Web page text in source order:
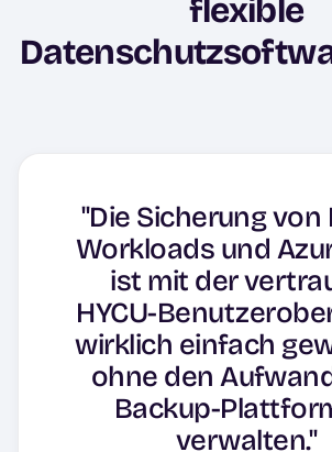
flexible
"Die Sicherung von
Workloads und
ist mit der
HYCU-
wirklich einfach
ohne den
Backup-
verwalten."
"Die Software
durch ihre
und die
Integration
verschiedenen
Plattformen wie
Cloud und